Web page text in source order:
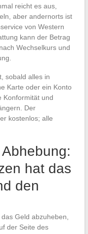
reicht es aus,
aber andernorts ist
von Western
kann der Betrag
Wechselkurs und
sobald alles in
Karte oder ein Konto
Konformität und
Der
kostenlos; alle
hat das
den
Geld abzuheben,
der Seite des